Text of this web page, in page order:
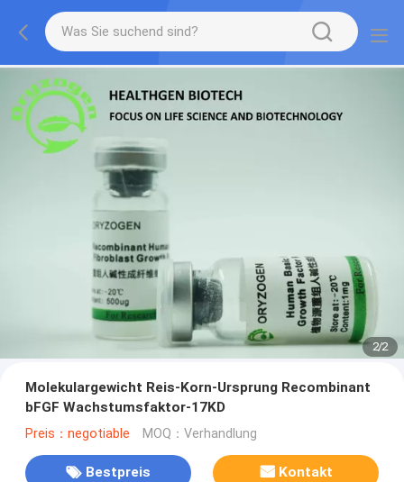
2/2
Molekulargewicht Reis-Korn-Ursprung Recombinant
bFGF Wachstumsfaktor-17KD
Preis：negotiable MOQ：Verhandlung
Bestpreis Kontakt